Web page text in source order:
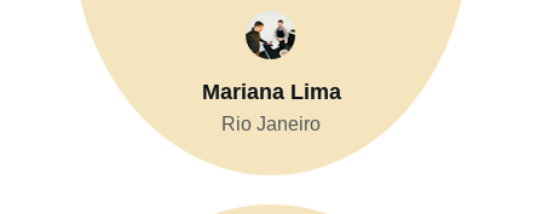
Mariana Lima
Rio Janeiro